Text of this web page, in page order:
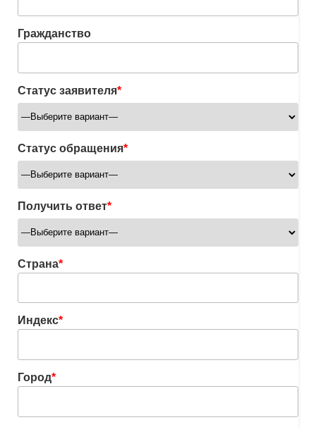
Гражданство
Статус заявителя*
Статус обращения*
Получить ответ*
Страна*
Индекс*
Город*